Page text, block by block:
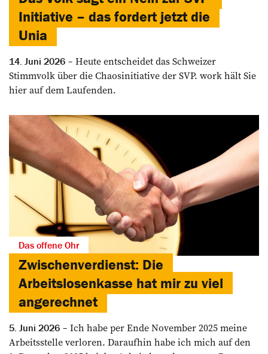
Initiative – das fordert jetzt die
Unia
14. Juni 2026
Heute entscheidet das Schweizer
Stimmvolk über die Chaosinitiative der SVP. work hält Sie
hier auf dem Laufenden.
Das offene Ohr
Zwischen­verdienst: Die
Arbeitslosenkasse hat mir zu viel
angerechnet
5. Juni 2026
Ich habe per Ende November 2025 meine
Arbeitsstelle verloren. Daraufhin habe ich mich auf den